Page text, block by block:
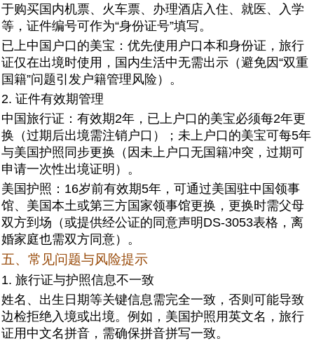
于购买国内机票、火车票、办理酒店入住、就医、入学
等，证件编号可作为“身份证号”填写。
已上中国户口的美宝：优先使用户口本和身份证，旅行
证仅在出境时使用，国内生活中无需出示（避免因“双重
国籍”问题引发户籍管理风险）。
2. 证件有效期管理
中国旅行证：有效期2年，已上户口的美宝必须每2年更
换（过期后出境需注销户口）；未上户口的美宝可每5年
与美国护照同步更换（因未上户口无国籍冲突，过期可
申请一次性出境证明）。
美国护照：16岁前有效期5年，可通过美国驻中国领事
馆、美国本土或第三方国家领事馆更换，更换时需父母
双方到场（或提供经公证的同意声明DS-3053表格，离
婚家庭也需双方同意）。
五、常见问题与风险提示
1. 旅行证与护照信息不一致
姓名、出生日期等关键信息需完全一致，否则可能导致
边检拒绝入境或出境。例如，美国护照用英文名，旅行
证用中文名拼音，需确保拼音拼写一致。